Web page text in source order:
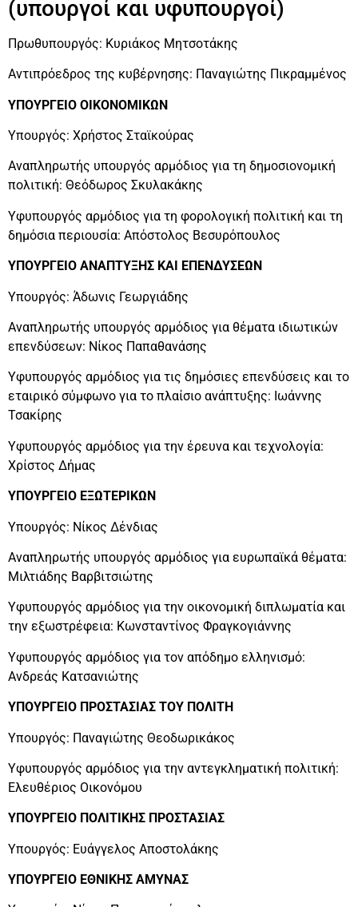
(υπουργοί και υφυπουργοί)
Πρωθυπουργός: Κυριάκος Μητσοτάκης
Αντιπρόεδρος της κυβέρνησης: Παναγιώτης Πικραμμένος
ΥΠΟΥΡΓΕΙΟ ΟΙΚΟΝΟΜΙΚΩΝ
Υπουργός: Χρήστος Σταϊκούρας
Αναπληρωτής υπουργός αρμόδιος για τη δημοσιονομική
πολιτική: Θεόδωρος Σκυλακάκης
Υφυπουργός αρμόδιος για τη φορολογική πολιτική και τη
δημόσια περιουσία: Απόστολος Βεσυρόπουλος
ΥΠΟΥΡΓΕΙΟ ΑΝΑΠΤΥΞΗΣ ΚΑΙ ΕΠΕΝΔΥΣΕΩΝ
Υπουργός: Άδωνις Γεωργιάδης
Αναπληρωτής υπουργός αρμόδιος για θέματα ιδιωτικών
επενδύσεων: Νίκος Παπαθανάσης
Υφυπουργός αρμόδιος για τις δημόσιες επενδύσεις και το
εταιρικό σύμφωνο για το πλαίσιο ανάπτυξης: Ιωάννης
Τσακίρης
Υφυπουργός αρμόδιος για την έρευνα και τεχνολογία:
Χρίστος Δήμας
ΥΠΟΥΡΓΕΙΟ ΕΞΩΤΕΡΙΚΩΝ
Υπουργός: Νίκος Δένδιας
Αναπληρωτής υπουργός αρμόδιος για ευρωπαϊκά θέματα:
Μιλτιάδης Βαρβιτσιώτης
Υφυπουργός αρμόδιος για την οικονομική διπλωματία και
την εξωστρέφεια: Κωνσταντίνος Φραγκογιάννης
Υφυπουργός αρμόδιος για τον απόδημο ελληνισμό:
Ανδρεάς Κατσανιώτης
ΥΠΟΥΡΓΕΙΟ ΠΡΟΣΤΑΣΙΑΣ ΤΟΥ ΠΟΛΙΤΗ
Υπουργός: Παναγιώτης Θεοδωρικάκος
Υφυπουργός αρμόδιος για την αντεγκληματική πολιτική:
Ελευθέριος Οικονόμου
ΥΠΟΥΡΓΕΙΟ ΠΟΛΙΤΙΚΗΣ ΠΡΟΣΤΑΣΙΑΣ
Υπουργός: Ευάγγελος Αποστολάκης
ΥΠΟΥΡΓΕΙΟ ΕΘΝΙΚΗΣ ΑΜΥΝΑΣ